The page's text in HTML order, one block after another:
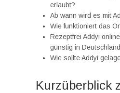
erlaubt?
Ab wann wird es mit
Wie funktioniert das
Rezeptfrei Addyi
günstig in Deutschland
Wie sollte Addyi
Kurzüberblick